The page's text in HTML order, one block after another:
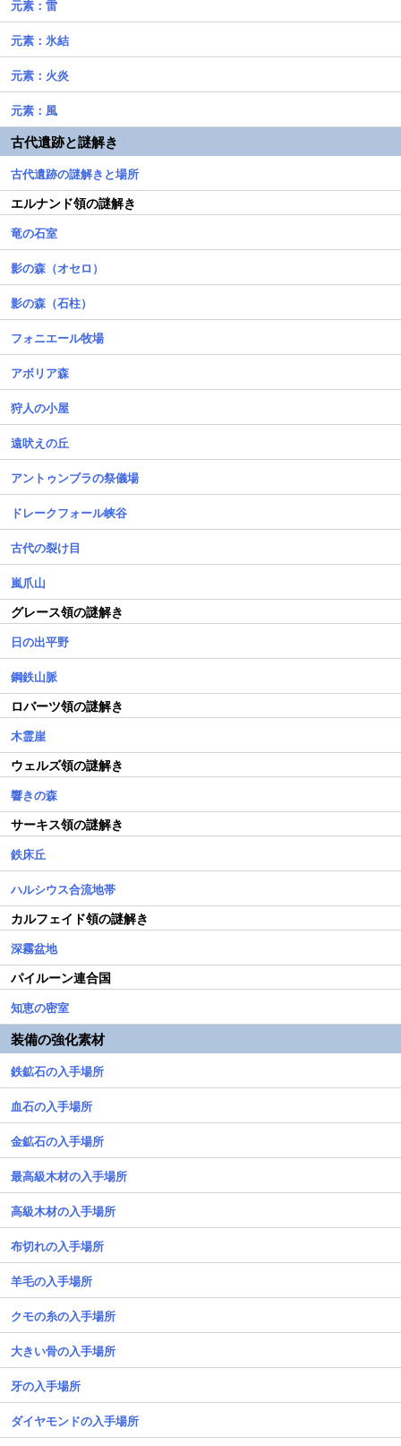
元素：雷
元素：氷結
元素：火炎
元素：風
古代遺跡と謎解き
古代遺跡の謎解きと場所
エルナンド領の謎解き
竜の石室
影の森（オセロ）
影の森（石柱）
フォニエール牧場
アボリア森
狩人の小屋
遠吠えの丘
アントゥンブラの祭儀場
ドレークフォール峡谷
古代の裂け目
嵐爪山
グレース領の謎解き
日の出平野
鋼鉄山脈
ロバーツ領の謎解き
木霊崖
ウェルズ領の謎解き
響きの森
サーキス領の謎解き
鉄床丘
ハルシウス合流地帯
カルフェイド領の謎解き
深霧盆地
パイルーン連合国
知恵の密室
装備の強化素材
鉄鉱石の入手場所
血石の入手場所
金鉱石の入手場所
最高級木材の入手場所
高級木材の入手場所
布切れの入手場所
羊毛の入手場所
クモの糸の入手場所
大きい骨の入手場所
牙の入手場所
ダイヤモンドの入手場所